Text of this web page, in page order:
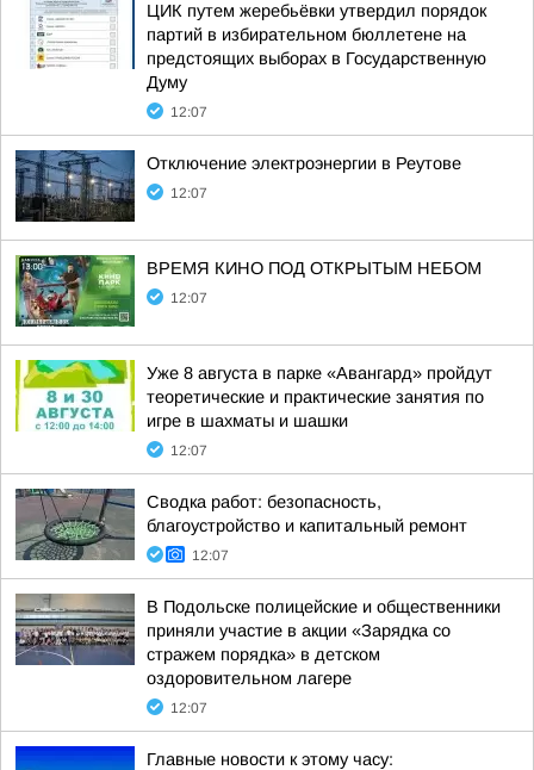
ЦИК путем жеребьёвки утвердил порядок
партий в избирательном бюллетене на
предстоящих выборах в Государственную
Думу
12:07
Отключение электроэнергии в Реутове
12:07
ВРЕМЯ КИНО ПОД ОТКРЫТЫМ НЕБОМ
12:07
Уже 8 августа в парке «Авангард» пройдут
теоретические и практические занятия по
игре в шахматы и шашки
12:07
Сводка работ: безопасность,
благоустройство и капитальный ремонт
12:07
В Подольске полицейские и общественники
приняли участие в акции «Зарядка со
стражем порядка» в детском
оздоровительном лагере
12:07
Главные новости к этому часу: